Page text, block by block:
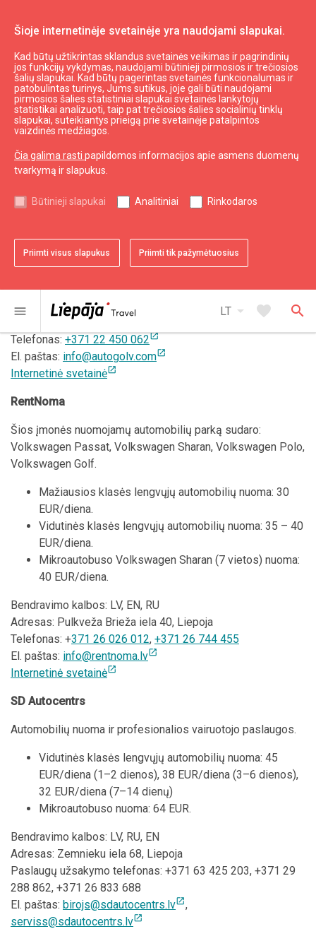
Šioje internetinėje svetainėje yra naudojami slapukai.
Kad būtų užtikrintas sklandus svetainės veikimas ir pagrindinių
jos funkcijų vykdymas, naudojami būtinieji pirmosios ir trečiosios
šalių slapukai. Kad būtų pagerintas svetainės funkcionalumas ir
patobulintas turinys, Jums sutikus, joje gali būti naudojami
pirmosios šalies statistiniai slapukai svetainės lankytojų
statistikai analizuoti, taip pat trečiosios šalies socialinių tinklų
slapukai, suteikiantys prieigą prie svetainėje patalpintos
vaizdinės medžiagos.
Čia galima rasti papildomos informacijos apie asmens duomenų
tvarkymą ir slapukus.
Būtinieji slapukai Analitiniai Rinkodaros
Priimti visus slapukus Priimti tik pažymėtuosius
menu LT arrow_drop_down favorite search
Automobilių nuoma
AutoGoLV
Įmonė siūlo išsinuomoti komfortiškus automobilius: Audi
A4, Volkswagen Passat ir Audi A3. Yra galimybė pristatyti
automobilį į Jūsų pasirinktą vietą.
Vidutinės klasės automobiliai: 39 €/diena (1–2
dienoms), 34 €/diena (3–6 dienoms), 31 €/diena (7–
Vidutinės-Plus klasės automobiliai: 40 €/diena (1–2
dienoms), 35 €/diena (3–6 dienoms), 32 €/diena (7–
Bendravimo kalbos: LV, EN, RU
Adresas: Strazdu iela 3, Liepāja
Telefonas: +371 22 450 062open_in_new
El. paštas: info@autogolv.comopen_in_new
Internetinė svetainėopen_in_new
RentNoma
Šios įmonės nuomojamų automobilių parką sudaro:
Volkswagen Passat, Volkswagen Sharan, Volkswagen Polo,
Volkswagen Golf.
Mažiausios klasės lengvųjų automobilių nuoma: 30
EUR/diena.
Vidutinės klasės lengvųjų automobilių nuoma: 35 – 40
EUR/diena.
Mikroautobuso Volkswagen Sharan (7 vietos) nuoma:
40 EUR/diena.
Bendravimo kalbos: LV, EN, RU
Adresas: Pulkveža Brieža iela 40, Liepoja
Telefonas: +371 26 026 012, +371 26 744 455
El. paštas: info@rentnoma.lvopen_in_new
Internetinė svetainėopen_in_new
SD Autocentrs
Automobilių nuoma ir profesionalios vairuotojo paslaugos.
Vidutinės klasės lengvųjų automobilių nuoma: 45
EUR/diena (1–2 dienos), 38 EUR/diena (3–6 dienos),
32 EUR/diena (7–14 dienų)
Mikroautobuso nuoma: 64 EUR.
Bendravimo kalbos: LV, RU, EN
Adresas: Zemnieku iela 68, Liepoja
Paslaugų užsakymo telefonas: +371 63 425 203, +371 29
288 862, +371 26 833 688
El. paštas: birojs@sdautocentrs.lvopen_in_new,
serviss@sdautocentrs.lvopen_in_new